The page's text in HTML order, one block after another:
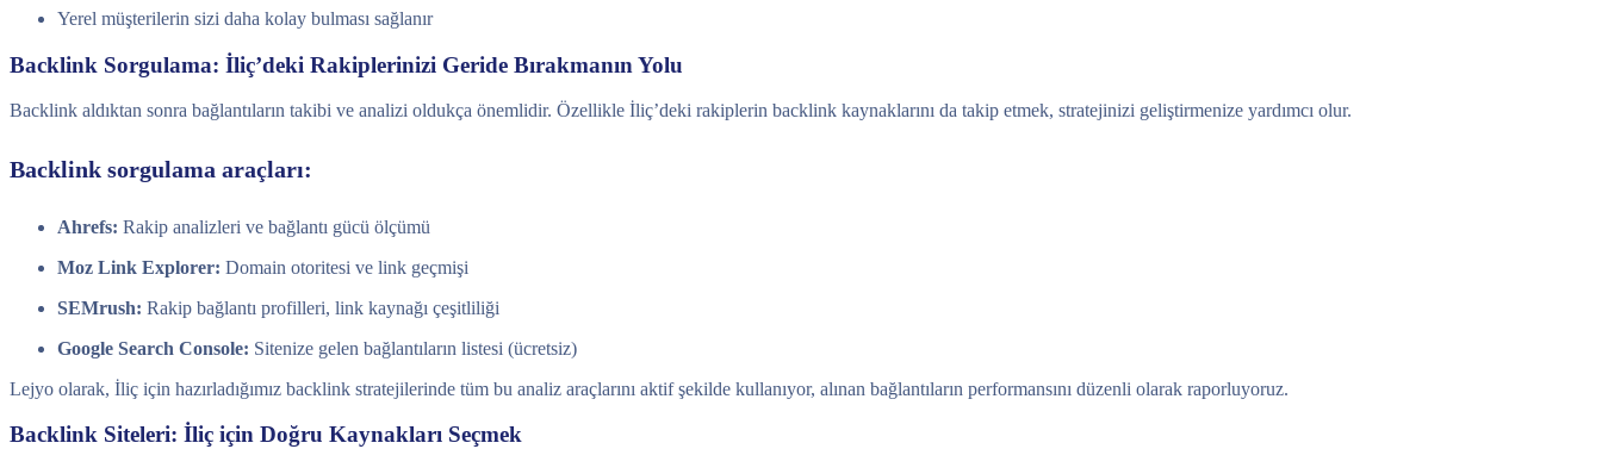
Yerel müşterilerin sizi daha kolay bulması sağlanır
Backlink Sorgulama: İliç’deki Rakiplerinizi Geride Bırakmanın Yolu
Backlink aldıktan sonra bağlantıların takibi ve analizi oldukça önemlidir. Özellikle İliç’deki rakiplerin backlink kaynaklarını da takip etmek, stratejinizi geliştirmenize yardımcı olur.
Backlink sorgulama araçları:
Ahrefs: Rakip analizleri ve bağlantı gücü ölçümü
Moz Link Explorer: Domain otoritesi ve link geçmişi
SEMrush: Rakip bağlantı profilleri, link kaynağı çeşitliliği
Google Search Console: Sitenize gelen bağlantıların listesi (ücretsiz)
Lejyo olarak, İliç için hazırladığımız backlink stratejilerinde tüm bu analiz araçlarını aktif şekilde kullanıyor, alınan bağlantıların performansını düzenli olarak raporluyoruz.
Backlink Siteleri: İliç için Doğru Kaynakları Seçmek